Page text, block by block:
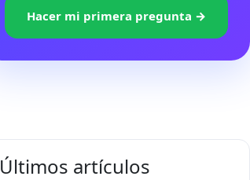
Hacer mi primera pregunta →
Últimos artículos